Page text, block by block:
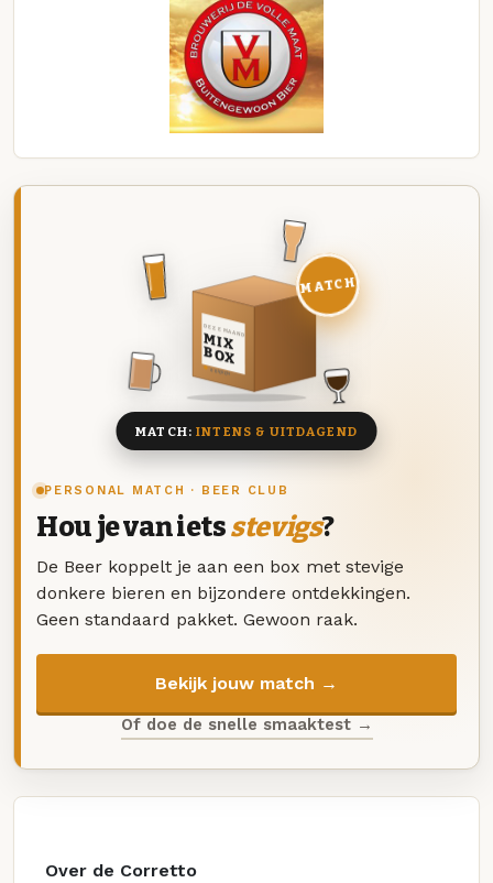
PERSONAL MATCH · BEER CLUB
Hou je van ietsstevigs?
De Beer koppelt je aan een box met stevige
donkere bieren en bijzondere ontdekkingen.
Geen standaard pakket. Gewoon raak.
Bekijk jouw match →
Of doe de snelle smaaktest →
DEZE MAAND
MIX
BOX
8 BIEREN
MATCH
MATCH:INTENS & UITDAGEND
Over de Corretto